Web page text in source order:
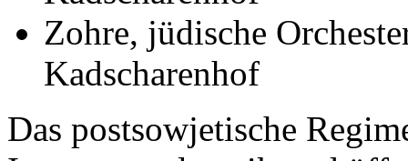
Zohre, jüdische
Kadscharenhof
Das postsowjetische